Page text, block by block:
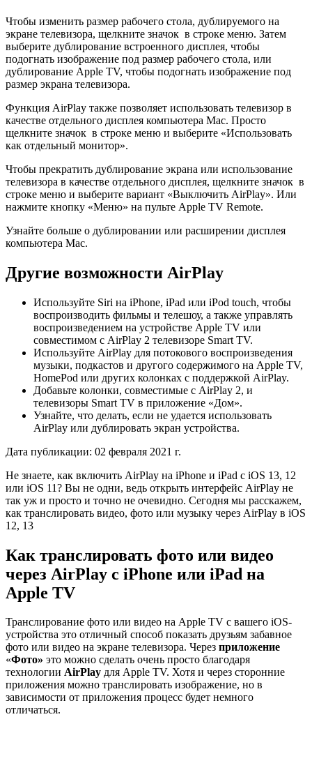
Чтобы изменить размер рабочего стола, дублируемого на
экране телевизора, щелкните значок в строке меню. Затем
выберите дублирование встроенного дисплея, чтобы
подогнать изображение под размер рабочего стола, или
дублирование Apple TV, чтобы подогнать изображение под
размер экрана телевизора.
Функция AirPlay также позволяет использовать телевизор в
качестве отдельного дисплея компьютера Mac. Просто
щелкните значок в строке меню и выберите «Использовать
как отдельный монитор».
Чтобы прекратить дублирование экрана или использование
телевизора в качестве отдельного дисплея, щелкните значок в
строке меню и выберите вариант «Выключить AirPlay». Или
нажмите кнопку «Меню» на пульте Apple TV Remote.
Узнайте больше о дублировании или расширении дисплея
компьютера Mac.
Другие возможности AirPlay
Используйте Siri на iPhone, iPad или iPod touch, чтобы
воспроизводить фильмы и телешоу, а также управлять
воспроизведением на устройстве Apple TV или
совместимом с AirPlay 2 телевизоре Smart TV.
Используйте AirPlay для потокового воспроизведения
музыки, подкастов и другого содержимого на Apple TV,
HomePod или других колонках с поддержкой AirPlay.
Добавьте колонки, совместимые с AirPlay 2, и
телевизоры Smart TV в приложение «Дом».
Узнайте, что делать, если не удается использовать
AirPlay или дублировать экран устройства.
Дата публикации: 02 февраля 2021 г.
Не знаете, как включить AirPlay на iPhone и iPad с iOS 13, 12
или iOS 11? Вы не одни, ведь открыть интерфейс AirPlay не
так уж и просто и точно не очевидно. Сегодня мы расскажем,
как транслировать видео, фото или музыку через AirPlay в iOS
12, 13
Как транслировать фото или видео
через AirPlay с iPhone или iPad на
Apple TV
Транслирование фото или видео на Apple TV с вашего iOS-
устройства это отличный способ показать друзьям забавное
фото или видео на экране телевизора. Через приложение
«Фото» это можно сделать очень просто благодаря
технологии AirPlay для Apple TV. Хотя и через сторонние
приложения можно транслировать изображение, но в
зависимости от приложения процесс будет немного
отличаться.